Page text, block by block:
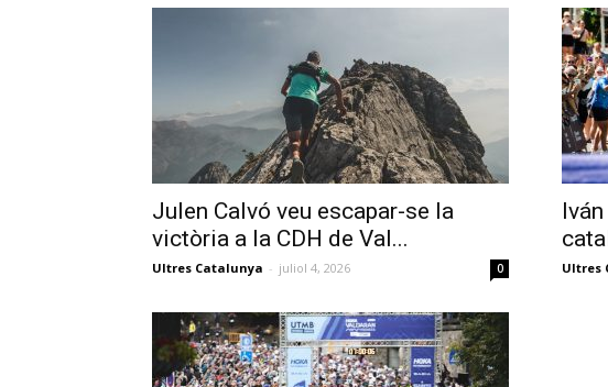
Julen Calvó veu escapar-se la
victòria a la CDH de Val...
Ultres Catalunya - juliol 4, 2026 0 Ultres